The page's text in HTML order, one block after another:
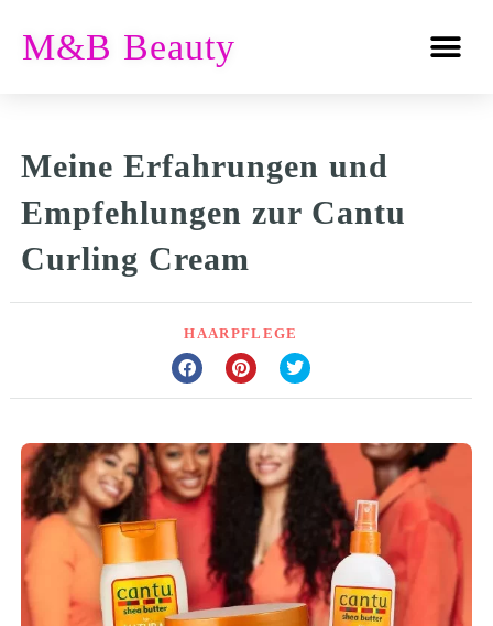
M&B Beauty
Meine Erfahrungen und
Empfehlungen zur Cantu
Curling Cream
HAARPFLEGE